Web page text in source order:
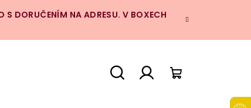
S DORUČENÍM NA ADRESU. V BOXECH